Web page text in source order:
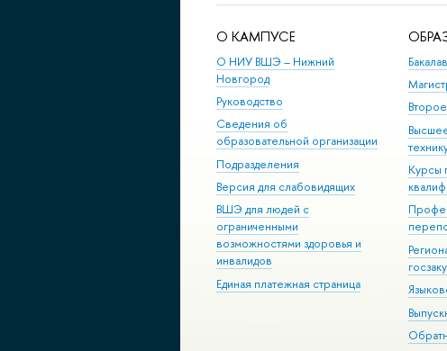
О КАМПУСЕ
О НИУ ВШЭ – Нижний
Новгород
Руководство
Сведения об
образовательной организации
Подразделения
Версия для слабовидящих
ВШЭ для людей с
ограниченными
возможностями здоровья и
инвалидов
Единая платежная страница
Курсы